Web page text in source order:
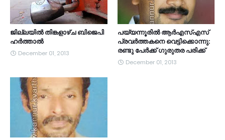
ജില്ലയില്‍ തിങ്കളാഴ്ച ബിജെപി
ഹര്‍ത്താല്‍
December 01, 2013
പയ്യന്നൂരില്‍ ആര്‍എസ്എസ്
പ്രവര്‍ത്തകനെ വെട്ടിക്കൊന്നു:
രണ്ടു പേര്‍ക്ക് ഗുരുതര പരിക്ക്
December 01, 2013